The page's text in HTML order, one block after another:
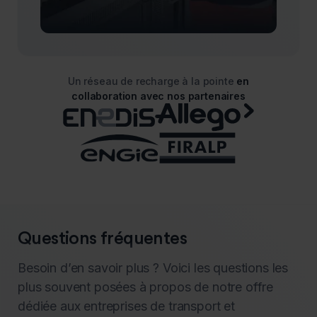
Un réseau de recharge à la pointe en
collaboration avec nos partenaires
Questions fréquentes
Besoin d’en savoir plus ? Voici les questions les
plus souvent posées à propos de notre offre
dédiée aux entreprises de transport et